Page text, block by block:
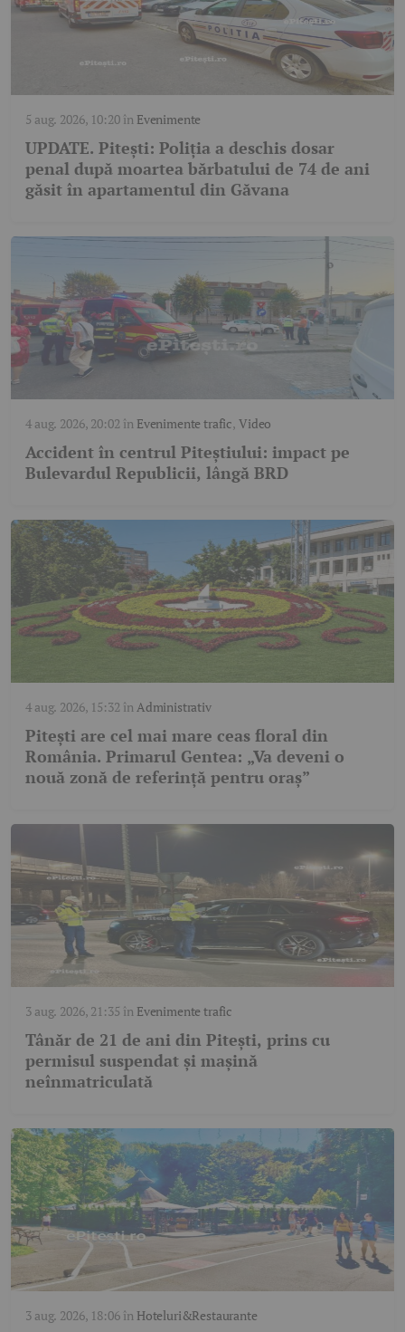
5 aug. 2026, 10:20în Evenimente
UPDATE. Pitești: Poliția a deschis dosar
penal după moartea bărbatului de 74 de ani
găsit în apartamentul din Găvana
4 aug. 2026, 20:02 în Evenimente trafic,Video
Accident în centrul Piteștiului: impact pe
Bulevardul Republicii, lângă BRD
4 aug. 2026, 15:32 înAdministrativ
Pitești are cel mai mare ceas floral din
România. Primarul Gentea: „Va deveni o
nouă zonă de referință pentru oraș”
3 aug. 2026, 21:35 în Evenimente trafic
Tânăr de 21 de ani din Pitești, prins cu
permisul suspendat și mașină
neînmatriculată
3 aug. 2026, 18:06în Hoteluri&Restaurante